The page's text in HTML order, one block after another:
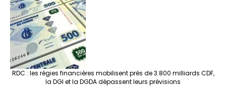
RDC : les régies financières mobilisent près de 3.800 milliards CDF,
la DGI et la DGDA dépassent leurs prévisions